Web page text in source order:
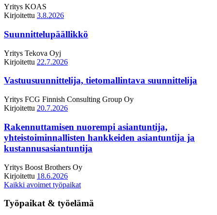
Yritys KOAS
Kirjoitettu 3.8.2026
Suunnittelupäällikkö
Yritys Tekova Oyj
Kirjoitettu 22.7.2026
Vastuusuunnittelija, tietomallintava suunnittelija
Yritys FCG Finnish Consulting Group Oy
Kirjoitettu 20.7.2026
Rakennuttamisen nuorempi asiantuntija,
yhteistoiminnallisten hankkeiden asiantuntija ja
kustannusasiantuntija
Yritys Boost Brothers Oy
Kirjoitettu 18.6.2026
Kaikki avoimet työpaikat
Työpaikat & työelämä